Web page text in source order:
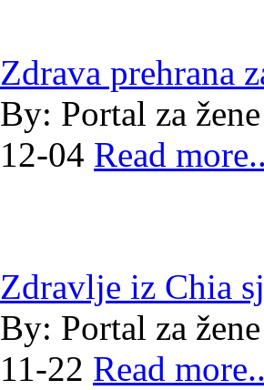
Zdrava prehrana
By: Portal za žene
12-04 Read
Zdravlje iz Chia
By: Portal za žene
11-22 Read